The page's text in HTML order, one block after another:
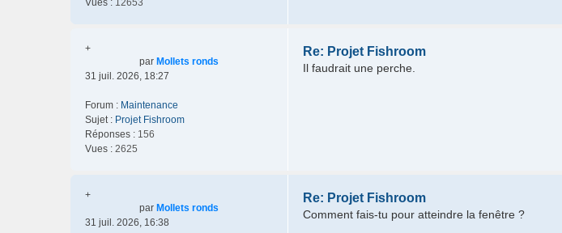
Vues : 12653
+
par Mollets ronds
31 juil. 2026, 18:27
Forum : Maintenance
Sujet : Projet Fishroom
Réponses : 156
Vues : 2625
Re: Projet Fishroom
Il faudrait une perche.
+
par Mollets ronds
31 juil. 2026, 16:38
Re: Projet Fishroom
Comment fais-tu pour atteindre la fenêtre ?